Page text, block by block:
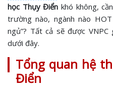
học Thụy Điển khó không,
trường nào, ngành nào
ngủ”? Tất cả sẽ được
dưới đây.
Tổng quan hệ
Điển